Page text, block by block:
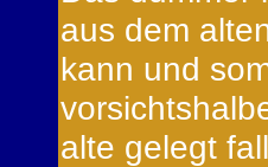
aus dem
kann und
alte gelegt